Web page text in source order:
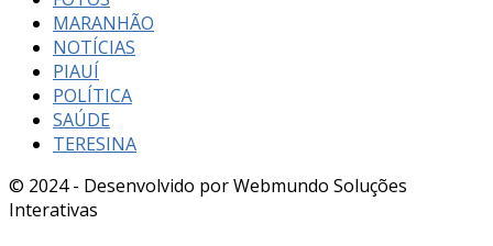
MARANHÃO
NOTÍCIAS
PIAUÍ
POLÍTICA
SAÚDE
TERESINA
© 2024 - Desenvolvido por Webmundo Soluções
Interativas